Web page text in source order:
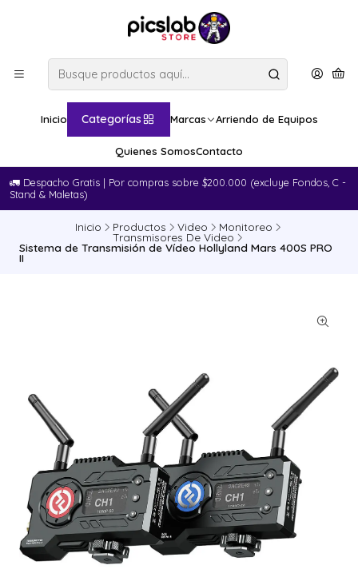
Inicio Categorías Marcas Arriendo de Equipos
Quienes SomosContacto
🚛​ Despacho Gratis | Por compras sobre $200.000 (excluye Fondos, C -
Stand & Maletas)
Inicio Productos Video Monitoreo
Transmisores De Video
Sistema de Transmisión de Vídeo Hollyland Mars 400S PRO
II